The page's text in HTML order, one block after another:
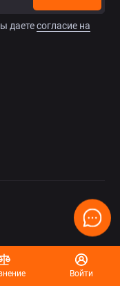
Войти
даетесогласие на